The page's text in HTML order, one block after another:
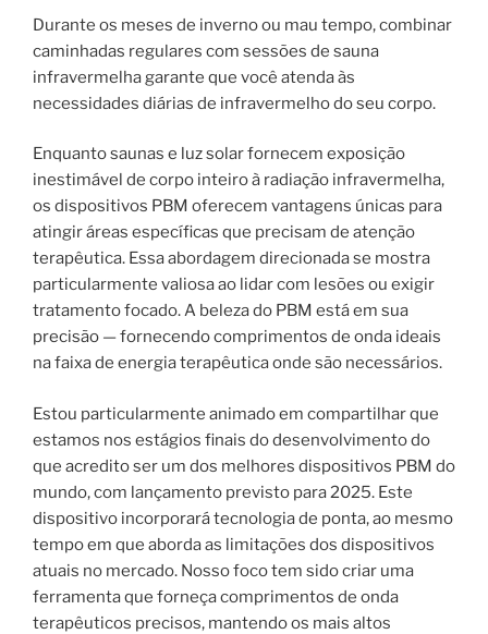
Durante os meses de inverno ou mau tempo, combinar
caminhadas regulares com sessões de sauna
infravermelha garante que você atenda às
necessidades diárias de infravermelho do seu corpo.
Enquanto saunas e luz solar fornecem exposição
inestimável de corpo inteiro à radiação infravermelha,
os dispositivos PBM oferecem vantagens únicas para
atingir áreas específicas que precisam de atenção
terapêutica. Essa abordagem direcionada se mostra
particularmente valiosa ao lidar com lesões ou exigir
tratamento focado. A beleza do PBM está em sua
precisão — fornecendo comprimentos de onda ideais
na faixa de energia terapêutica onde são necessários.
Estou particularmente animado em compartilhar que
estamos nos estágios finais do desenvolvimento do
que acredito ser um dos melhores dispositivos PBM do
mundo, com lançamento previsto para 2025. Este
dispositivo incorporará tecnologia de ponta, ao mesmo
tempo em que aborda as limitações dos dispositivos
atuais no mercado. Nosso foco tem sido criar uma
ferramenta que forneça comprimentos de onda
terapêuticos precisos, mantendo os mais altos